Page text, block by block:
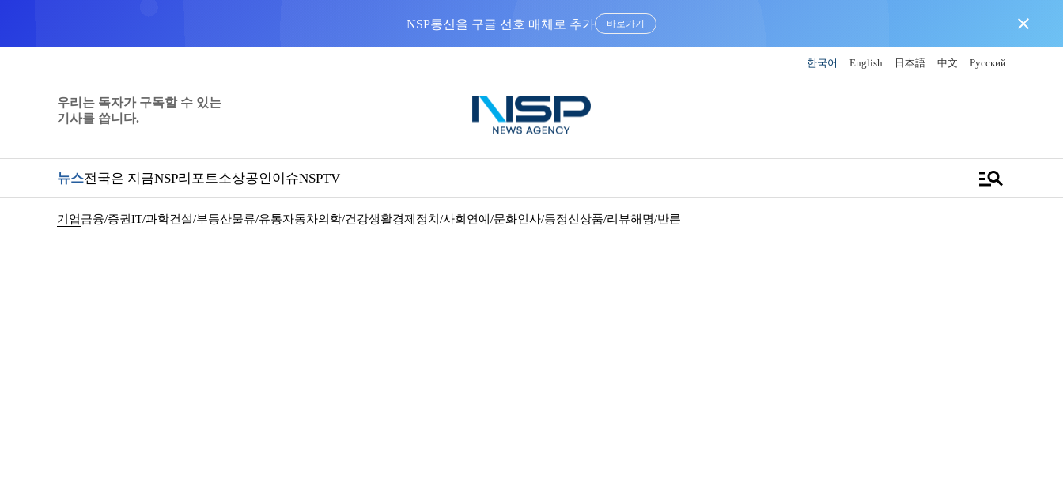
NSP통신을 구글 선호 매체로 추가 바로가기 close
한국어 English 日本語 中文 Русский
우리는 독자가 구독할 수 있는
기사를 씁니다.
뉴스전국은 지금NSP리포트소상공인이슈NSPTV manage_search
기업금융/증권IT/과학건설/부동산물류/유통자동차의학/건강생활경제 정치/사회 연예/문화인사/동정신상품/리뷰해명/반론